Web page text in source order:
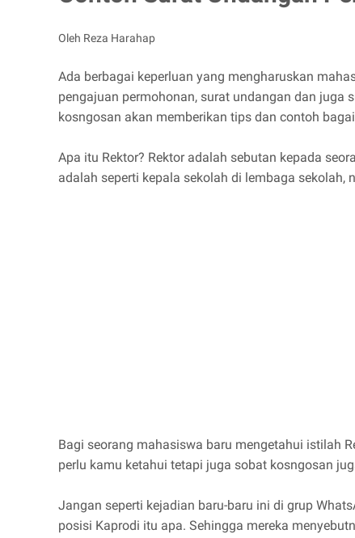
Oleh Reza Harahap
Ada berbagai keperluan yang mengharuskan
pengajuan permohonan, surat undangan dan juga
kosngosan akan memberikan tips dan contoh
Apa itu Rektor? Rektor adalah sebutan kepada
adalah seperti kepala sekolah di lembaga
Bagi seorang mahasiswa baru mengetahui istilah
perlu kamu ketahui tetapi juga sobat kosngosan
Jangan seperti kejadian baru-baru ini di grup
posisi Kaprodi itu apa. Sehingga mereka